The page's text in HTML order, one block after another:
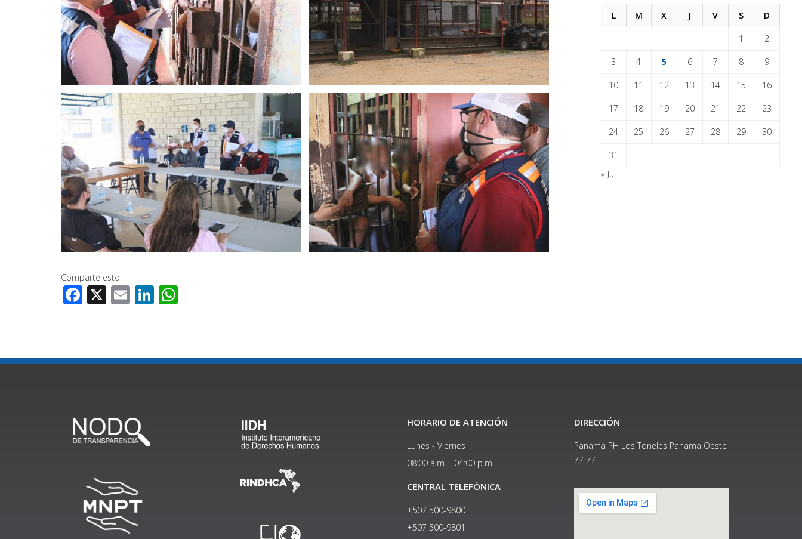
Comparte esto:
Facebook
X EmailLinkedIn
L M X J V S D
1 2
3 4 5 6 7 8 9
10 11 12 13 14 15 16
17 18 19 20 21 22 23
24 25 26 27 28 29 30
31
« Jul
HORARIO DE ATENCIÓN
Lunes - Viernes
08:00 a.m. - 04:00 p.m.
CENTRAL TELEFÓNICA
+507 500-9800
+507 500-9801​
DIRECCIÓN
Panamá PH Los Toneles Panama Oeste
77 77